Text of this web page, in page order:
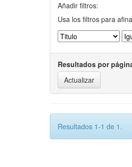
Añadir filtros:
Usa los filtros para
Resultados por
Resultados 1-1 de 1.